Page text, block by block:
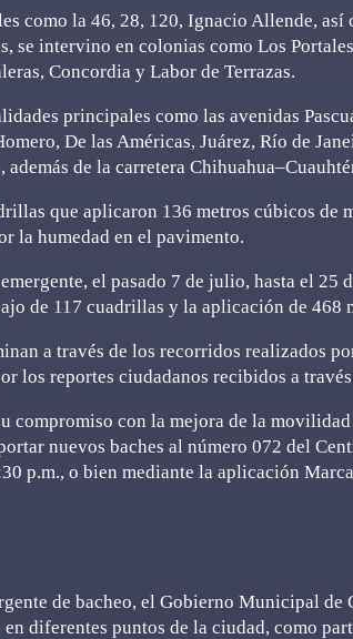
como la 46, 28, 120, Ignacio Allende, así
se intervino en colonias como Los
Concordia y Labor de Terrazas.
principales como las avenidas
De las Américas, Juárez, Río de
de la carretera
que aplicaron 136 metros cúbicos de
la humedad en el pavimento.
el pasado 7 de julio, hasta el
de 117 cuadrillas y la aplicación de 468
a través de los recorridos realizados
los reportes ciudadanos recibidos a
compromiso con la mejora de la
nuevos baches al número 072 del
p.m., o bien mediante la aplicación
de bacheo, el Gobierno Municipal de
diferentes puntos de la ciudad, como